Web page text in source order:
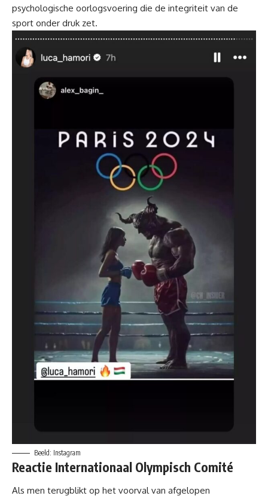
psychologische oorlogsvoering die de integriteit van de
sport onder druk zet.
Beeld: Instagram
Reactie Internationaal Olympisch Comité
Als men terugblikt op het voorval van afgelopen